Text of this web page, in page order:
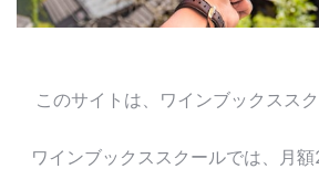
このサイトは、ワインブックスス
ワインブックススクールでは、月